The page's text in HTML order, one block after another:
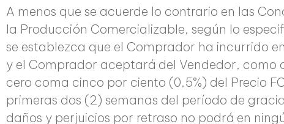
A menos que se acuerde lo contrario en las
la Producción Comercializable, según lo
se establezca que el Comprador ha incurrido
y el Comprador aceptará del Vendedor, como
cero coma cinco por ciento (0,5%) del Precio
primeras dos (2) semanas del período de
daños y perjuicios por retraso no podrá en